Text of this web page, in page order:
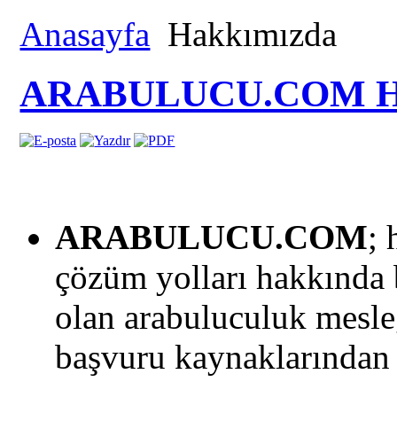
Anasayfa Hakkımızda
ARABULUCU.COM
ARABULUCU.COM;
çözüm yolları
olan arabuluculuk
başvuru